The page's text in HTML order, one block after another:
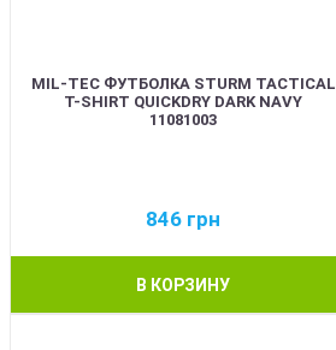
MIL-TEC ФУТБОЛКА STURM TACTICAL
T-SHIRT QUICKDRY DARK NAVY
11081003
846 грн
В КОРЗИНУ